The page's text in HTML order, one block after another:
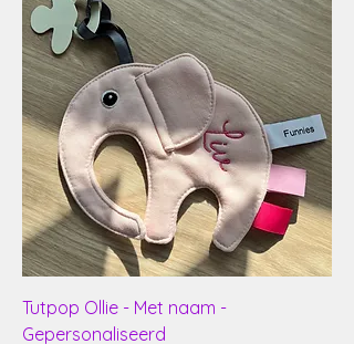
Tutpop Ollie - Met naam -
Gepersonaliseerd